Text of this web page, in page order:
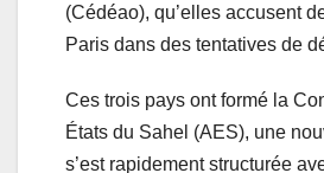
(Cédéao), qu’elles accusent
Paris dans des tentatives de
Ces trois pays ont formé la
États du Sahel (AES), une
s’est rapidement structurée